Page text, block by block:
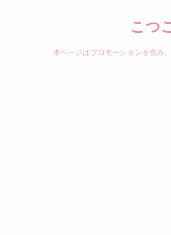
こつ
本ページはプロモーションを含み